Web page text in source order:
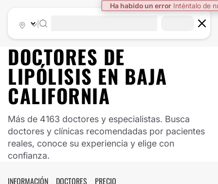
DOCTORES DE
LIPÓLISIS EN BAJA
CALIFORNIA
Más de 4163 doctores y especialistas. Busca
doctores y clínicas recomendadas por pacientes
reales, conoce su experiencia y elige con
confianza.
INFORMACIÓN DOCTORES PRECIO